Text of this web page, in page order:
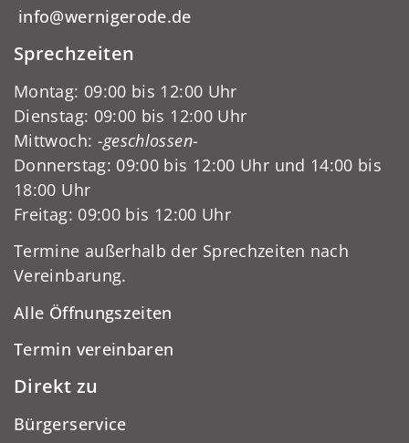
info@wernigerode.de
Sprechzeiten
Montag: 09:00 bis 12:00 Uhr
Dienstag: 09:00 bis 12:00 Uhr
Mittwoch: -geschlossen-
Donnerstag: 09:00 bis 12:00 Uhr und 14:00 bis
18:00 Uhr
Freitag: 09:00 bis 12:00 Uhr
Termine außerhalb der Sprechzeiten nach
Vereinbarung.
Alle Öffnungszeiten
Termin vereinbaren
Direkt zu
Bürgerservice